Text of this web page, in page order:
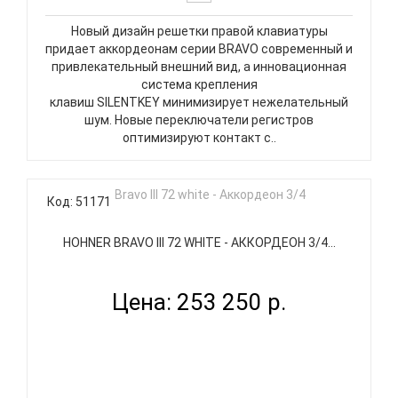
Новый дизайн решетки правой клавиатуры
придает аккордеонам серии BRAVO современный и
привлекательный внешний вид, а инновационная
система крепления
клавиш SILENTKEY минимизирует нежелательный
шум. Новые переключатели регистров
оптимизируют контакт с..
Код: 51171
HOHNER BRAVO III 72 WHITE - АККОРДЕОН 3/4...
Цена: 253 250 р.